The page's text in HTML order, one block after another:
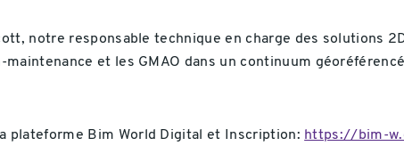
notre responsable technique en charge des solutions
et les GMAO dans un continuum
plateforme Bim World Digital et Inscription: https://bim-